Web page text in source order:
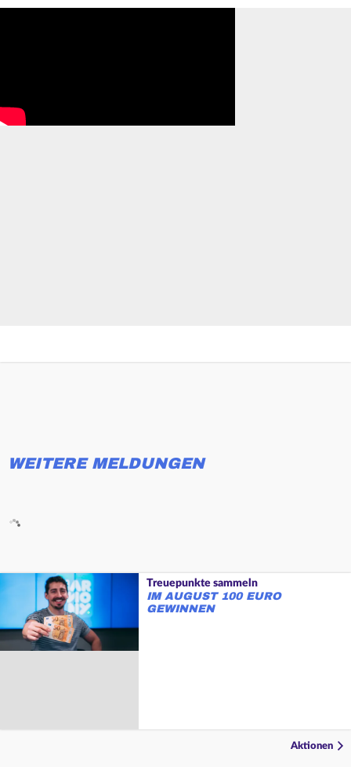
WEITERE MELDUNGEN
Treuepunkte sammeln
IM AUGUST 100 EURO
GEWINNEN
Aktionen